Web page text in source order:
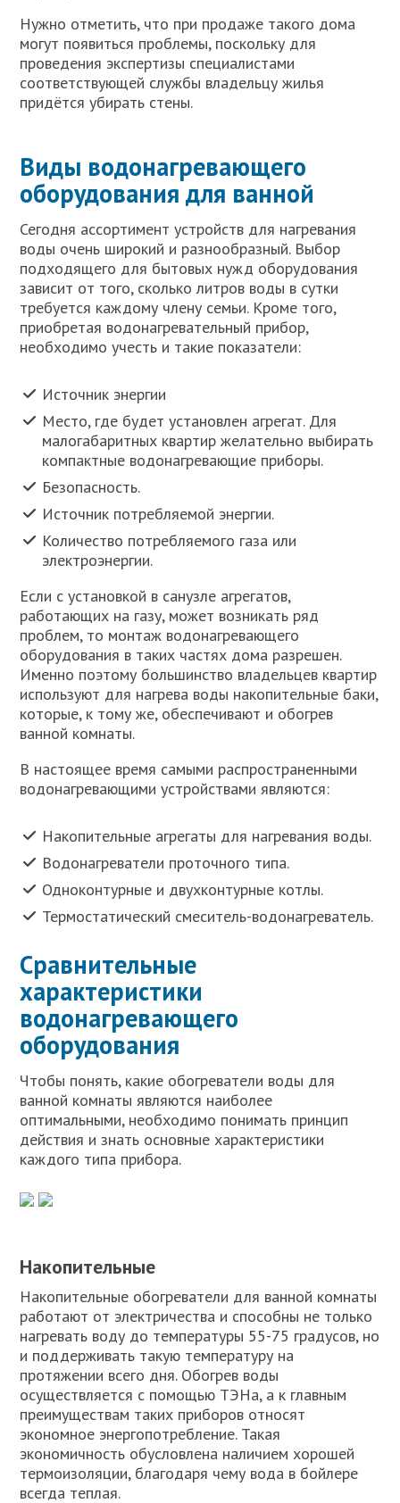
Нужно отметить, что при продаже такого дома
могут появиться проблемы, поскольку для
проведения экспертизы специалистами
соответствующей службы владельцу жилья
придётся убирать стены.
Виды водонагревающего
оборудования для ванной
Сегодня ассортимент устройств для нагревания
воды очень широкий и разнообразный. Выбор
подходящего для бытовых нужд оборудования
зависит от того, сколько литров воды в сутки
требуется каждому члену семьи. Кроме того,
приобретая водонагревательный прибор,
необходимо учесть и такие показатели:
Источник энергии
Место, где будет установлен агрегат. Для
малогабаритных квартир желательно выбирать
компактные водонагревающие приборы.
Безопасность.
Источник потребляемой энергии.
Количество потребляемого газа или
электроэнергии.
Если с установкой в санузле агрегатов,
работающих на газу, может возникать ряд
проблем, то монтаж водонагревающего
оборудования в таких частях дома разрешен.
Именно поэтому большинство владельцев квартир
используют для нагрева воды накопительные баки,
которые, к тому же, обеспечивают и обогрев
ванной комнаты.
В настоящее время самыми распространенными
водонагревающими устройствами являются:
Накопительные агрегаты для нагревания воды.
Водонагреватели проточного типа.
Одноконтурные и двухконтурные котлы.
Термостатический смеситель-водонагреватель.
Сравнительные
характеристики
водонагревающего
оборудования
Чтобы понять, какие обогреватели воды для
ванной комнаты являются наиболее
оптимальными, необходимо понимать принцип
действия и знать основные характеристики
каждого типа прибора.
Накопительные
Накопительные обогреватели для ванной комнаты
работают от электричества и способны не только
нагревать воду до температуры 55-75 градусов, но
и поддерживать такую температуру на
протяжении всего дня. Обогрев воды
осуществляется с помощью ТЭНа, а к главным
преимуществам таких приборов относят
экономное энергопотребление. Такая
экономичность обусловлена наличием хорошей
термоизоляции, благодаря чему вода в бойлере
всегда теплая.